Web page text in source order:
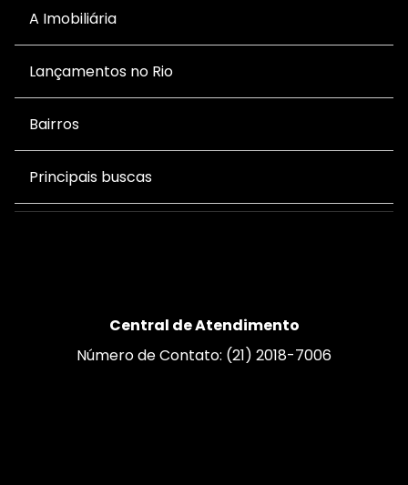
A Imobiliária
Lançamentos no Rio
Bairros
Principais buscas
Central de Atendimento
Número de Contato: (21) 2018-7006